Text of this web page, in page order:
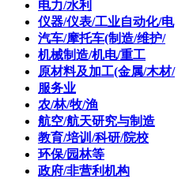
电力/水利
仪器/仪表/工业自动化/电
汽车/摩托车(制造/维护/
机械制造/机电/重工
原材料及加工(金属/木材/
服务业
农/林/牧/渔
航空/航天研究与制造
教育/培训/科研/院校
环保/园林等
政府/非营利机构